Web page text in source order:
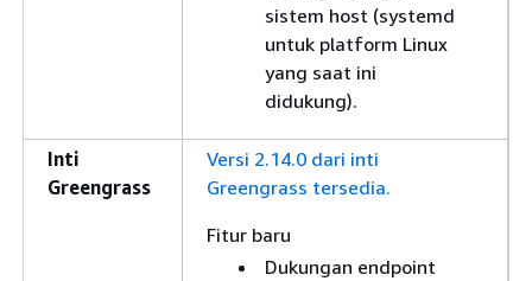
sistem host (systemd
untuk platform Linux
yang saat ini
didukung).
Inti
Greengrass
Versi 2.14.0 dari inti
Greengrass tersedia.
Fitur baru
Dukungan endpoint